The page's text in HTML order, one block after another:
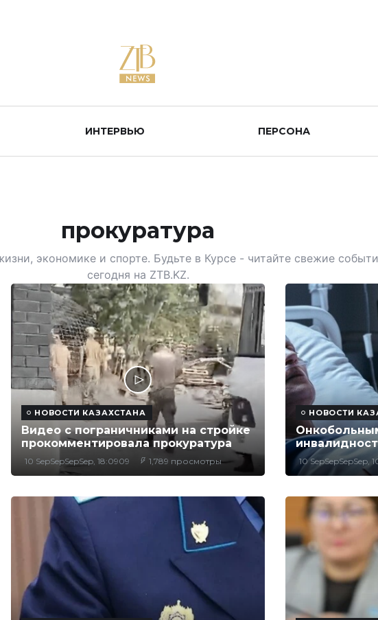
ИНТЕРВЬЮ ПЕРСОНА
прокуратура
экономике и спорте. Будьте в Курсе - читайте свежие
сегодня на ZTB.KZ.
НОВОСТИ КАЗАХСТАНА
Видео с пограничниками на стройке
прокомментировала прокуратура
10 SepSepSepSep, 18:0909 1,789 просмотры
НОВОСТИ
10 SepSepSepSep,